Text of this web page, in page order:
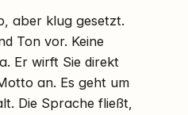
aber klug gesetzt.
Ton vor. Keine
Er wirft Sie direkt
an. Es geht um
Die Sprache fließt,